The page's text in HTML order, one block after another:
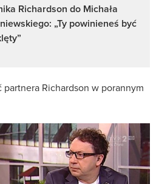
Richardson do Michała
„Ty powinieneś być
Richardson w porannym